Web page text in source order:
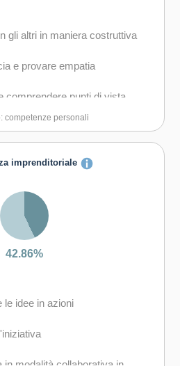
gli altri in maniera costruttiva
e provare empatia
comprendere punti di vista
apprendimento e la propria
benessere fisico ed
competenze personali
imprenditoriale
42.86%
le idee in azioni